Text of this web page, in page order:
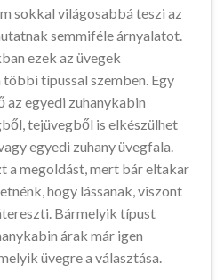
sokkal világosabbá teszi az
semmiféle árnyalatot.
ezek az üvegek
típussal szemben. Egy
az egyedi zuhanykabin
tejüvegből is elkészülhet
egyedi zuhany üvegfala.
a megoldást, mert bár eltakar
hogy lássanak, viszont
Bármelyik típust
árak már igen
üvegre a választása.